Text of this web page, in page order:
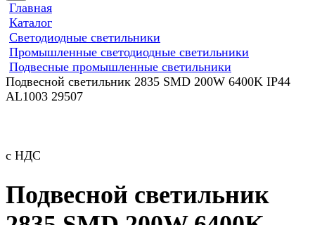
Главная
Каталог
Светодиодные светильники
Промышленные светодиодные светильники
Подвесные промышленные светильники
Подвесной светильник 2835 SMD 200W 6400K IP44
AL1003 29507
с НДС
Подвесной светильник